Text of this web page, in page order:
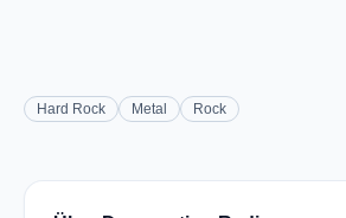
Hard Rock Metal Rock